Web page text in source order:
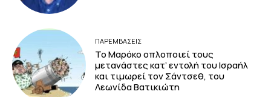
ΠΑΡΕΜΒΑΣΕΙΣ
Το Μαρόκο οπλοποιεί τους
μετανάστες κατ’ εντολή του Ισραήλ
και τιμωρεί τον Σάντσεθ, του
Λεωνίδα Βατικιώτη